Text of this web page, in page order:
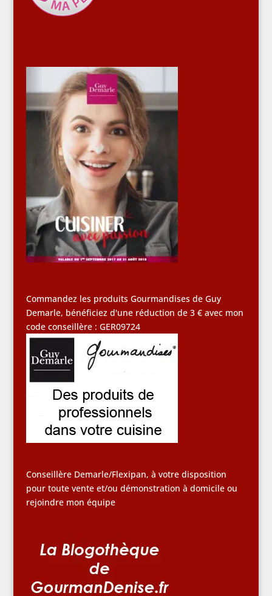
Commandez les produits Gourmandises de Guy
Demarle, bénéficiez d'une réduction de 3 € avec mon
code conseillère : GER09724
Conseillère Demarle/Flexipan, à votre disposition
pour toute vente et/ou démonstration à domicile ou
rejoindre mon équipe